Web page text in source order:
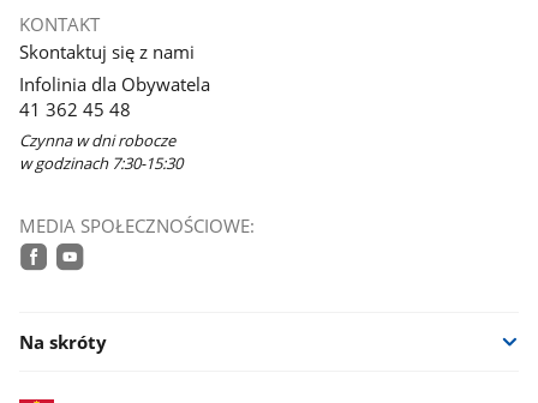
nowym
oknie
KONTAKT
Skontaktuj się z nami
Infolinia dla Obywatela
41 362 45 48
Czynna w dni robocze
w godzinach 7:30-15:30
MEDIA SPOŁECZNOŚCIOWE:
Na skróty